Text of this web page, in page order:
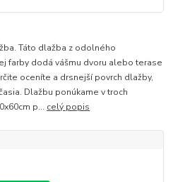
Táto dlažba z odolného
farby dodá vášmu dvoru alebo terase
oceníte a drsnejší povrch dlažby,
Dlažbu ponúkame v troch
p... celý popis